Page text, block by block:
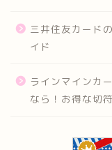
三井住友カード
イド
ラインマインカ
なら！お得な切